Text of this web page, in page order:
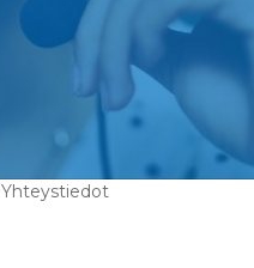
Yhteystiedot